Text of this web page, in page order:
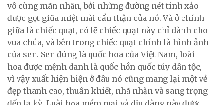
vô cùng mãn nhãn, bởi những đường nét tinh xảo
được gọt giũa miệt mài cẩn thận của nó. Và ở chính
giữa là chiếc quạt, có lẽ chiếc quạt này chỉ dành cho
vua chúa, và bên trong chiếc quạt chính là hình ảnh
của sen. Sen đúng là quốc hoa của Việt Nam, loài
hoa được mệnh danh là quốc hồn quốc túy dân tộc,
vì vậy xuất hiện hiện ở đâu nó cũng mang lại một vẻ
đẹp thanh cao, thuần khiết, nhã nhặn và sang trọng
đến lạ kỳ. Loài hoa mềm mại và dịu dàng này được